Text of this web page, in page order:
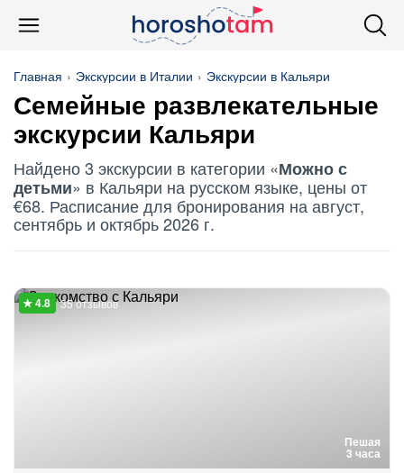
Главная Экскурсии в Италии Экскурсии в Кальяри
Семейные развлекательные
экскурсии Кальяри
Найдено 3 экскурсии в категории «Можно с
детьми» в Кальяри на русском языке, цены от
€68. Расписание для бронирования на август,
сентябрь и октябрь 2026 г.
Пешая
3 часа
35 отзывов